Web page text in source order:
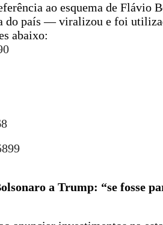
ao esquema de Flávio
do país — viralizou e foi
abaixo:
a Trump: “se fosse